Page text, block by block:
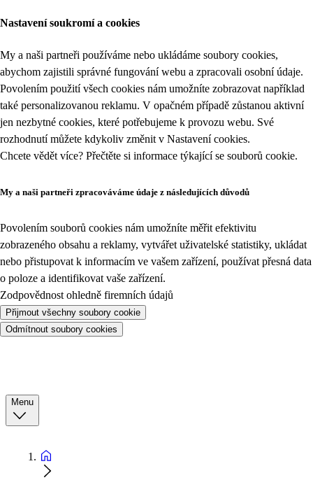
Nastavení soukromí a cookies
My a naši partneři používáme nebo ukládáme soubory cookies,
abychom zajistili správné fungování webu a zpracovali osobní údaje.
Povolením použití všech cookies nám umožníte zobrazovat například
také personalizovanou reklamu. V opačném případě zůstanou aktivní
jen nezbytné cookies, které potřebujeme k provozu webu. Své
rozhodnutí můžete kdykoliv změnit v Nastavení cookies.
Chcete vědět více? Přečtěte si informace týkající se souborů cookie.
My a naši partneři zpracováváme údaje z následujících důvodů
Povolením souborů cookies nám umožníte měřit efektivitu
zobrazeného obsahu a reklamy, vytvářet uživatelské statistiky, ukládat
nebo přistupovat k informacím ve vašem zařízení, používat přesná data
o poloze a identifikovat vaše zařízení.
Zodpovědnost ohledně firemních údajů
Přijmout všechny soubory cookie
Odmítnout soubory cookies
Menu